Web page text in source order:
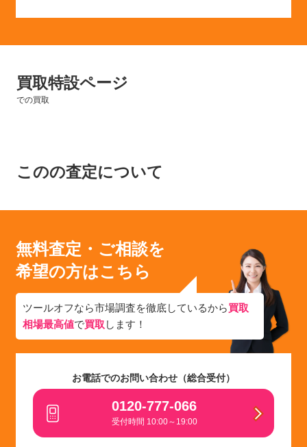
買取特設ページ
での買取
このの査定について
無料査定・ご相談を
希望の方はこちら
ツールオフなら市場調査を徹底しているから買取
相場最高値で買取 します！
お電話でのお問い合わせ（総合受付）
0120-777-066
受付時間 10:00～19:00